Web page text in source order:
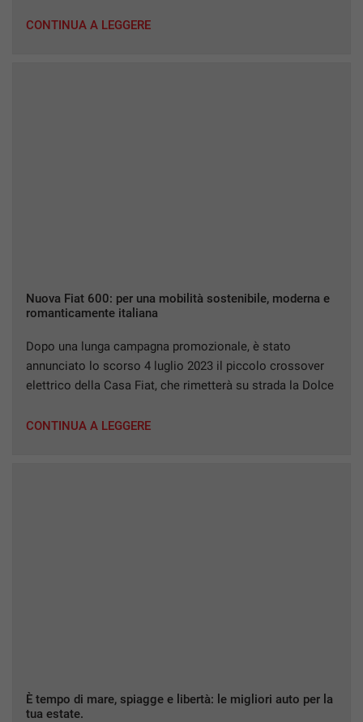
le tre auto consigliate dai Consulenti Rampini Auto per
CONTINUA A LEGGERE
Nuova Fiat 600: per una mobilità sostenibile, moderna e
romanticamente italiana
Dopo una lunga campagna promozionale, è stato
annunciato lo scorso 4 luglio 2023 il piccolo crossover
elettrico della Casa Fiat, che rimetterà su strada la Dolce
distingue per l’aspetto fresco, giovane e divertente,
CONTINUA A LEGGERE
È tempo di mare, spiagge e libertà: le migliori auto per la
tua estate.